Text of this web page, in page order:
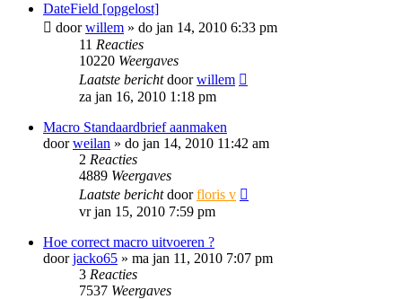
DateField [opgelost]
doorwillem » do jan 14, 2010 6:33 pm
11 Reacties
10220 Weergaves
Laatste berichtdoorwillem
za jan 16, 2010 1:18 pm
Macro Standaardbrief aanmaken
doorweilan » do jan 14, 2010 11:42 am
2 Reacties
4889 Weergaves
Laatste berichtdoorfloris v
vr jan 15, 2010 7:59 pm
Hoe correct macro uitvoeren ?
doorjacko65 » ma jan 11, 2010 7:07 pm
3 Reacties
7537 Weergaves